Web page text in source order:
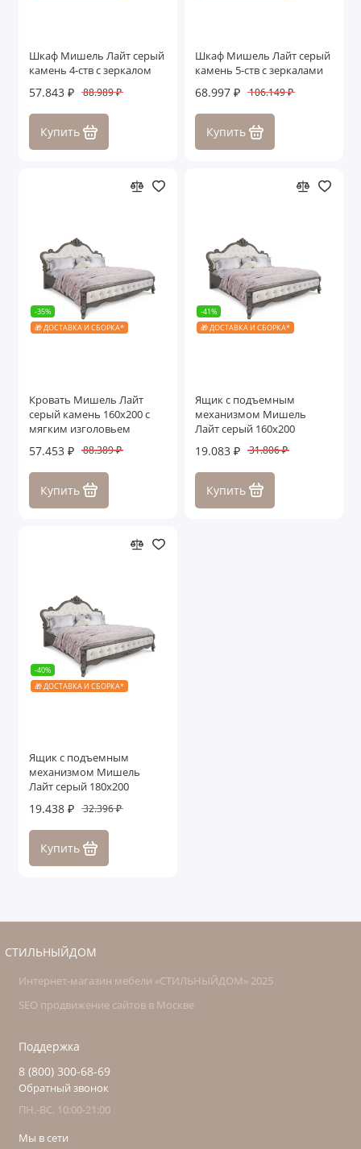
Шкаф Мишель Лайт серый
камень 4-ств с зеркалом
57.843 ₽ 88.989 ₽
Купить
Шкаф Мишель Лайт серый
камень 5-ств с зеркалами
68.997 ₽ 106.149 ₽
Купить
-35%
🎁 ДОСТАВКА И СБОРКА*
Кровать Мишель Лайт
серый камень 160х200 с
мягким изголовьем
57.453 ₽ 88.389 ₽
Купить
-41%
🎁 ДОСТАВКА И СБОРКА*
Ящик с подъемным
механизмом Мишель
Лайт серый 160х200
19.083 ₽ 31.806 ₽
Купить
-40%
🎁 ДОСТАВКА И СБОРКА*
Ящик с подъемным
механизмом Мишель
Лайт серый 180х200
19.438 ₽ 32.396 ₽
Купить
СТИЛЬНЫЙДОМ
Интернет-магазин мебели «СТИЛЬНЫЙДОМ» 2025
SEO продвижение сайтов в Москве
Поддержка
8 (800) 300-68-69
Обратный звонок
ПН.-ВС. 10:00-21:00
Мы в сети